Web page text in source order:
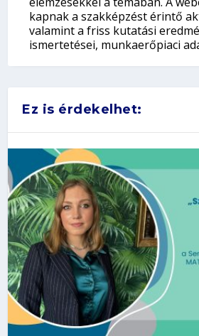
kapnak a szakképzést érintő
valamint a friss kutatási
ismertetései, munkaerőpiaci
Ez is érdekelhet: